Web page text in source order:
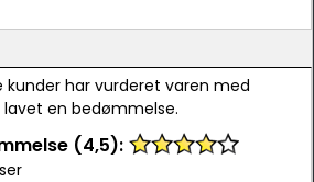
kunder har vurderet varen med
en bedømmelse.
(4,5):